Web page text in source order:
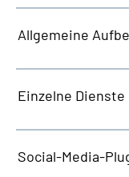
Allgemeine
Einzelne Dienste
Social-Media-